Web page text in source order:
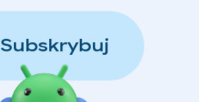
Subskrybuj